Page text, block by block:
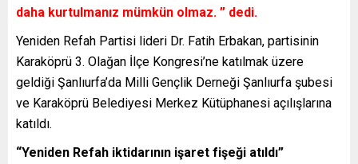
daha kurtulmanız mümkün olmaz. ” dedi.
Yeniden Refah Partisi lideri Dr. Fatih Erbakan, partisinin
Karaköprü 3. Olağan İlçe Kongresi’ne katılmak üzere
geldiği Şanlıurfa’da Milli Gençlik Derneği Şanlıurfa şubesi
ve Karaköprü Belediyesi Merkez Kütüphanesi açılışlarına
katıldı.
“Yeniden Refah iktidarının işaret fişeği atıldı”